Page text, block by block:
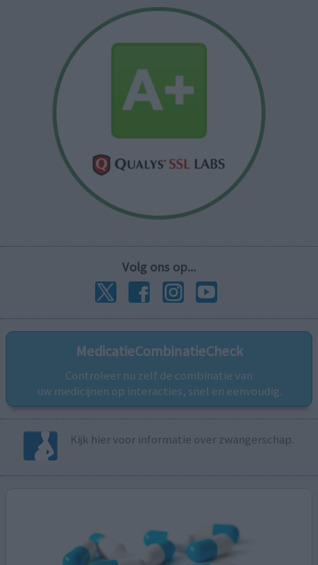
Volg ons op...
MedicatieCombinatieCheck
Controleer nu zelf de combinatie van
uw medicijnen op interacties, snel en eenvoudig.
Kijk hier voor informatie over zwangerschap.